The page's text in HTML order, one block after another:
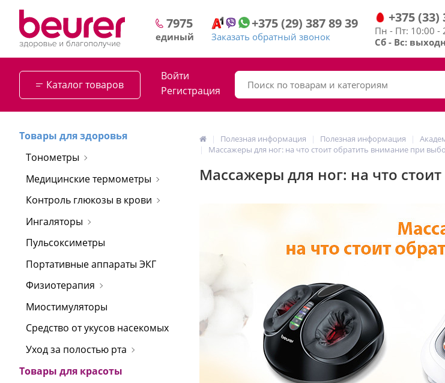
7975
единый
+375(29) 3878939
Заказать обратный звонок
+375(33)
Пн - Пт: 10:00 -
Сб - Вс:
Каталог товаров
Войти
Регистрация
Товары для здоровья
Тонометры
Медицинские термометры
Контроль глюкозы в крови
Ингаляторы
Пульсоксиметры
Портативные аппараты ЭКГ
Физиотерапия
Миостимуляторы
Средство от укусов насекомых
Уход за полостью рта
Товары для красоты
Полезная информация Полезная информация
Массажеры для ног: на что стоит обратить внимание при
Массажеры для ног: на что